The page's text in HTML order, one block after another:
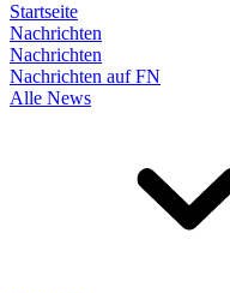
Startseite
Nachrichten
Nachrichten
Nachrichten auf FN
Alle News